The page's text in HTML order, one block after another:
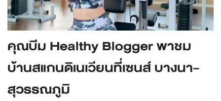
คุณบีม Healthy Blogger พาชม
บ้านสแกนดิเนเวียนที่เซนส์ บางนา-
สุวรรณภูมิ